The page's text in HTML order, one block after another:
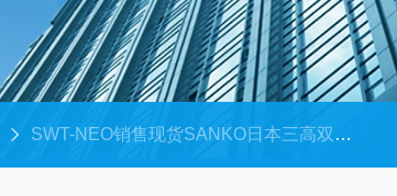
SWT-NEO销售现货SANKO日本三高双头薄膜测厚仪